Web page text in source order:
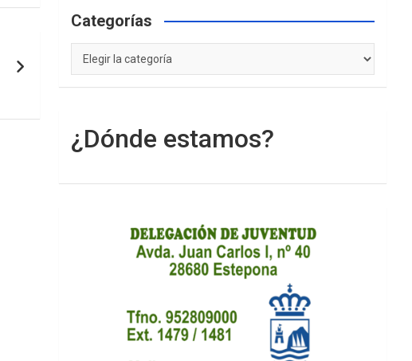
Categorías
Categorías
¿Dónde estamos?